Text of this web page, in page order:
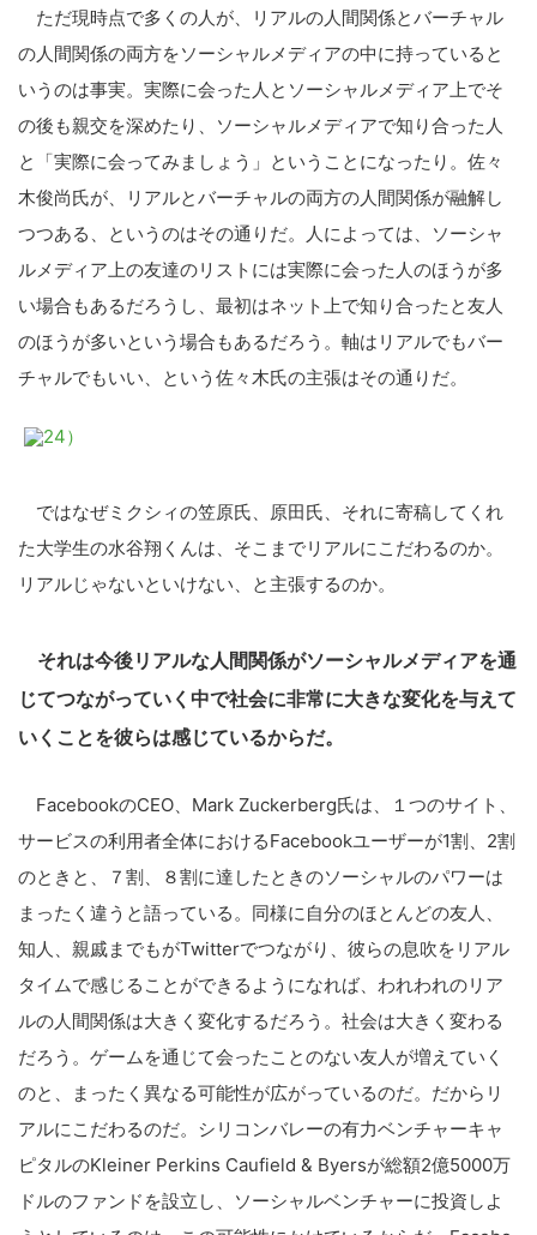
ただ現時点で多くの人が、リアルの人間関係とバーチャル
の人間関係の両方をソーシャルメディアの中に持っていると
いうのは事実。実際に会った人とソーシャルメディア上でそ
の後も親交を深めたり、ソーシャルメディアで知り合った人
と「実際に会ってみましょう」ということになったり。佐々
木俊尚氏が、リアルとバーチャルの両方の人間関係が融解し
つつある、というのはその通りだ。人によっては、ソーシャ
ルメディア上の友達のリストには実際に会った人のほうが多
い場合もあるだろうし、最初はネット上で知り合ったと友人
のほうが多いという場合もあるだろう。軸はリアルでもバー
チャルでもいい、という佐々木氏の主張はその通りだ。
ではなぜミクシィの笠原氏、原田氏、それに寄稿してくれ
た大学生の水谷翔くんは、そこまでリアルにこだわるのか。
リアルじゃないといけない、と主張するのか。
それは今後リアルな人間関係がソーシャルメディアを通
じてつながっていく中で社会に非常に大きな変化を与えて
いくことを彼らは感じているからだ。
FacebookのCEO、Mark Zuckerberg氏は、１つのサイト、
サービスの利用者全体におけるFacebookユーザーが1割、2割
のときと、７割、８割に達したときのソーシャルのパワーは
まったく違うと語っている。同様に自分のほとんどの友人、
知人、親戚までもがTwitterでつながり、彼らの息吹をリアル
タイムで感じることができるようになれば、われわれのリア
ルの人間関係は大きく変化するだろう。社会は大きく変わる
だろう。ゲームを通じて会ったことのない友人が増えていく
のと、まったく異なる可能性が広がっているのだ。だからリ
アルにこだわるのだ。シリコンバレーの有力ベンチャーキャ
ピタルのKleiner Perkins Caufield & Byersが総額2億5000万
ドルのファンドを設立し、ソーシャルベンチャーに投資しよ